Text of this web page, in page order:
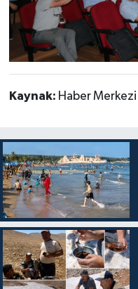
Kaynak: Haber Merkezi